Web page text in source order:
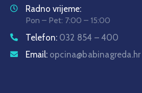
Radno vrijeme:
Pon – Pet: 7:00 – 15:00
Telefon: 032 854 – 400
Email: opcina@babinagreda.hr